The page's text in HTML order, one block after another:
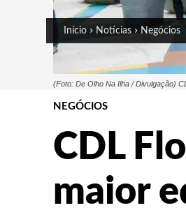
Início Notícias Negócios
(Foto: De Olho Na Ilha / Divulgação)
NEGÓCIOS
CDL
maior